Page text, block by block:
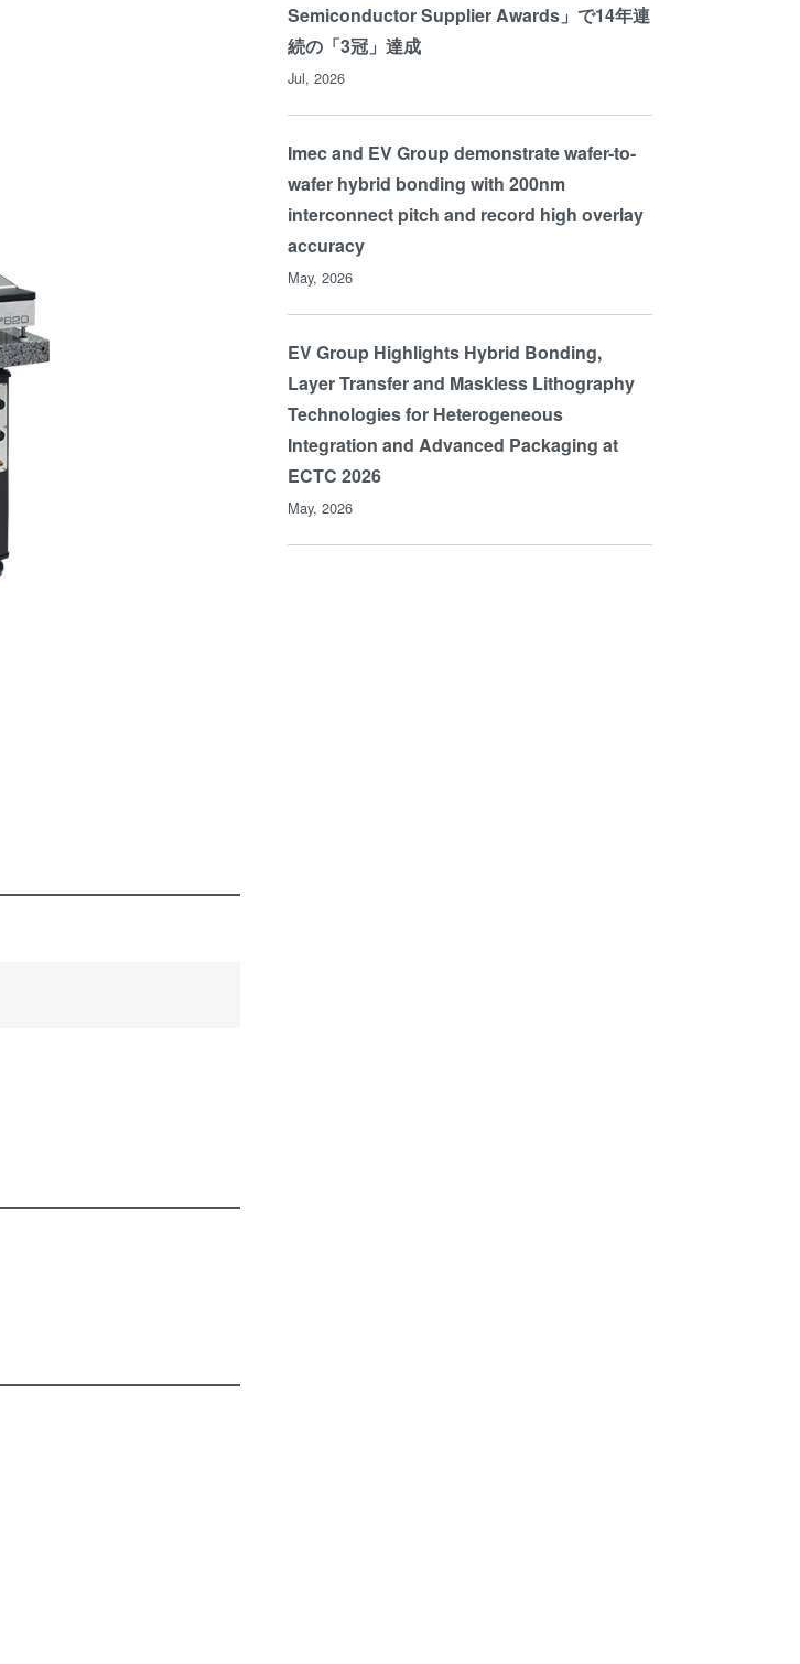
Semiconductor Supplier Awards」で14年連
続の「3冠」達成
Jul, 2026
Imec and EV Group demonstrate wafer-to-
wafer hybrid bonding with 200nm
interconnect pitch and record high overlay
accuracy
May, 2026
EV Group Highlights Hybrid Bonding,
Layer Transfer and Maskless Lithography
Technologies for Heterogeneous
Integration and Advanced Packaging at
ECTC 2026
May, 2026